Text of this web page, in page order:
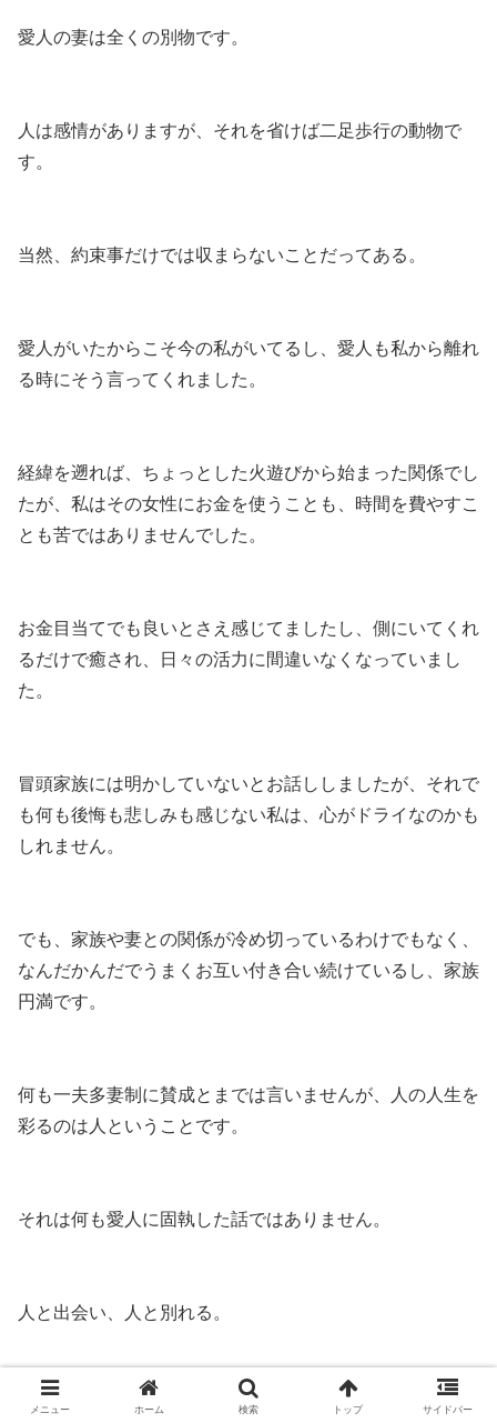
愛人の妻は全くの別物です。
人は感情がありますが、それを省けば二足歩行の動物で
す。
当然、約束事だけでは収まらないことだってある。
愛人がいたからこそ今の私がいてるし、愛人も私から離れ
る時にそう言ってくれました。
経緯を遡れば、ちょっとした火遊びから始まった関係でし
たが、私はその女性にお金を使うことも、時間を費やすこ
とも苦ではありませんでした。
お金目当てでも良いとさえ感じてましたし、側にいてくれ
るだけで癒され、日々の活力に間違いなくなっていまし
た。
冒頭家族には明かしていないとお話ししましたが、それで
も何も後悔も悲しみも感じない私は、心がドライなのかも
しれません。
でも、家族や妻との関係が冷め切っているわけでもなく、
なんだかんだでうまくお互い付き合い続けているし、家族
円満です。
何も一夫多妻制に賛成とまでは言いませんが、人の人生を
彩るのは人ということです。
それは何も愛人に固執した話ではありません。
人と出会い、人と別れる。
この繰り返しは人である私にとって、一番刺激的な出来事
メニュー ホーム 検索 トップ サイドバー